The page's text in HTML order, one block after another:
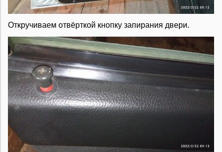
Откручиваем отвёрткой кнопку запирания двери.